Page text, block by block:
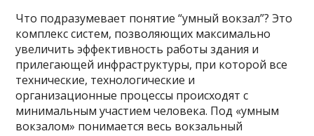
Что подразумевает понятие “умный вокзал”? Это
комплекс систем, позволяющих максимально
увеличить эффективность работы здания и
прилегающей инфраструктуры, при которой все
технические, технологические и
организационные процессы происходят с
минимальным участием человека. Под «умным
вокзалом» понимается весь вокзальный